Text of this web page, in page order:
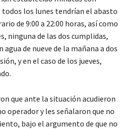
todos los lunes tendrían el abasto
de 9:00 a 22:00 horas, así como
ninguna de las dos cumplidas,
de nueve de la mañana a dos
y en el caso de los jueves,
que ante la situación acudieron
operador y les señalaron que no
bajo el argumento de que no